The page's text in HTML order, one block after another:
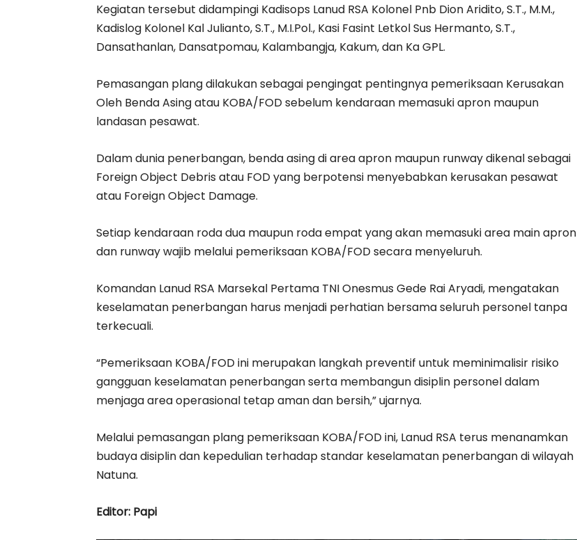
Kegiatan tersebut didampingi Kadisops Lanud RSA Kolonel Pnb Dion Aridito, S.T., M.M.,
Kadislog Kolonel Kal Julianto, S.T., M.I.Pol., Kasi Fasint Letkol Sus Hermanto, S.T.,
Dansathanlan, Dansatpomau, Kalambangja, Kakum, dan Ka GPL.
Pemasangan plang dilakukan sebagai pengingat pentingnya pemeriksaan Kerusakan
Oleh Benda Asing atau KOBA/FOD sebelum kendaraan memasuki apron maupun
landasan pesawat.
Dalam dunia penerbangan, benda asing di area apron maupun runway dikenal sebagai
Foreign Object Debris atau FOD yang berpotensi menyebabkan kerusakan pesawat
atau Foreign Object Damage.
Setiap kendaraan roda dua maupun roda empat yang akan memasuki area main apron
dan runway wajib melalui pemeriksaan KOBA/FOD secara menyeluruh.
Komandan Lanud RSA Marsekal Pertama TNI Onesmus Gede Rai Aryadi, mengatakan
keselamatan penerbangan harus menjadi perhatian bersama seluruh personel tanpa
terkecuali.
“Pemeriksaan KOBA/FOD ini merupakan langkah preventif untuk meminimalisir risiko
gangguan keselamatan penerbangan serta membangun disiplin personel dalam
menjaga area operasional tetap aman dan bersih,” ujarnya.
Melalui pemasangan plang pemeriksaan KOBA/FOD ini, Lanud RSA terus menanamkan
budaya disiplin dan kepedulian terhadap standar keselamatan penerbangan di wilayah
Natuna.
Editor: Papi